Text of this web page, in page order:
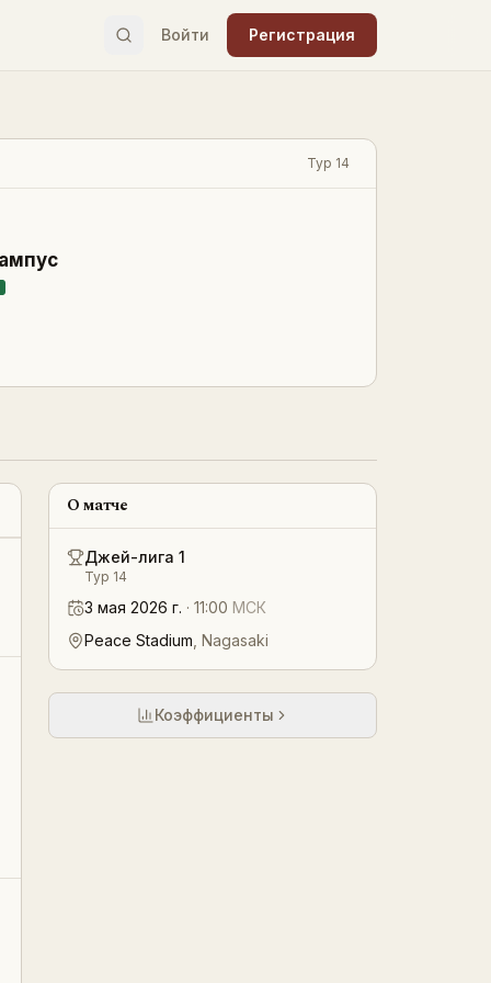
Войти Регистрация
Тур 14
О матче
Джей-лига 1
Тур 14
3 мая 2026 г. · 11:00 МСК
Peace Stadium Nagasaki
Коэффициенты